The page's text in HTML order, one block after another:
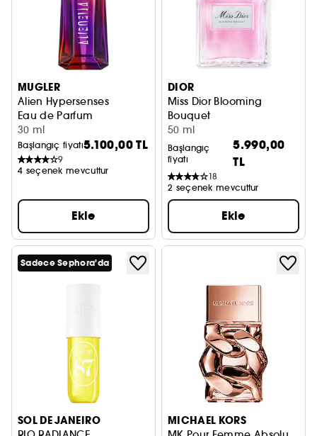
MUGLER
Alien Hypersenses
Eau de Parfum
30 ml
Başlangıç fiyatı5.100,00 TL
9
4 seçenek mevcuttur
Ekle
DIOR
Miss Dior Blooming
Bouquet
Eau de Toilette
50 ml
Başlangıç
fiyatı
5.990,00
TL
18
2 seçenek mevcuttur
Ekle
Sadece Sephora'da
SOL DE JANEIRO MICHAEL KORS